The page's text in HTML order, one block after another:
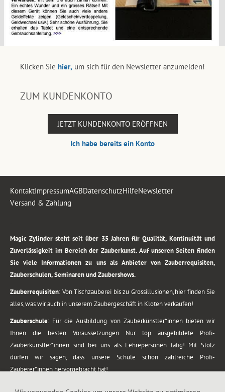
Klicken Sie hier, um sich für den Newsletter anzumelden!
ZUM KUNDENKONTO
JETZT KUNDENKONTO ERÖFFNEN
Ich habe bereits ein Konto
KontaktImpressumAGBDatenschutzHilfeNewsletter
Versand & Zahlung
Magic Zylinder steht seit über 35 Jahren für Qualität, Kontinuität und
Zuverlässigkeit im Bereich der Zauberkunst. Auf unseren Seiten finden
Sie viele Informationen zu uns als Anbieter von Zauberrequisiten,
Zauberschulen, Seminaren und Zaubershows.
Zauberrequisiten: Von Tischzauberei bis zu Grossillusionen, hier finden Sie
alles, was wir auch in unserem Zaubergeschäft in Kloten verkaufen!
Zauberschule: Für die Ausbildung von Zauberkünstler*innen bieten wir
Ihnen die besten Voraussetzungen. Nur top ausgebildete Profi-
Zauberkünstler*innen sind bei uns als Lehrepersonen tätig! Mit Stolz
dürfen wir sagen, dass unsere Schule schon zahlreiche Profi-
Zauberer*innen hervorgebracht hat!